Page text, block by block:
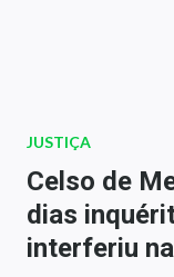
Newsletters
Money Trader
Anuncie
JUSTIÇA
Celso de
dias
interferiu